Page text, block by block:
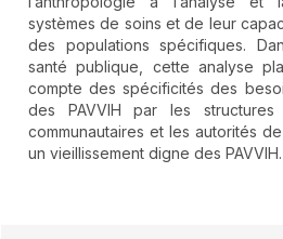
systèmes de soins et de leur
des populations spécifiques.
santé publique, cette analyse
compte des spécificités des
des PAVVIH par les structures
communautaires et les autorités
un vieillissement digne des PAVVIH.